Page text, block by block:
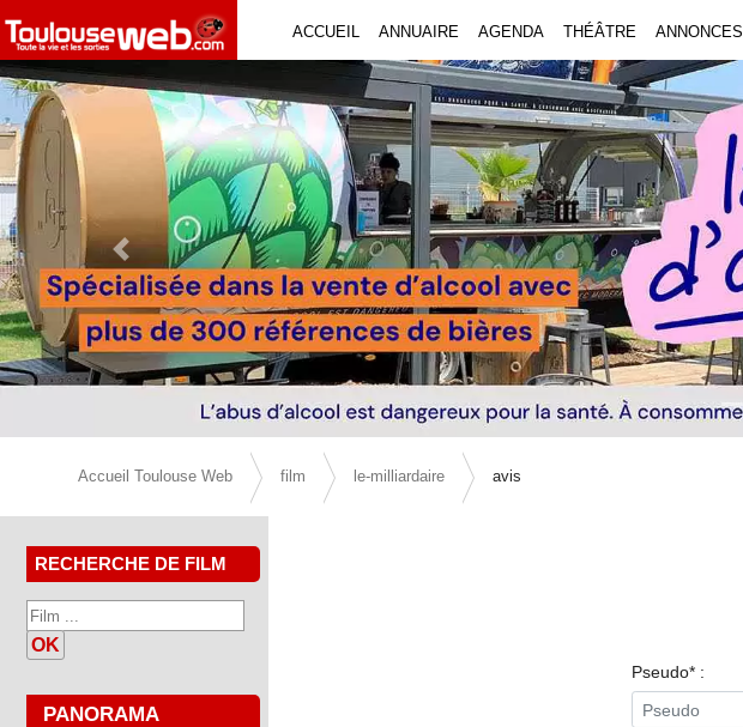
ACCUEIL ANNUAIRE AGENDA THÉÂTRE ANNONCES
Previous Slide
Accueil Toulouse Web film le-milliardaire avis
RECHERCHE DE FILM
OK
PANORAMA
Pseudo* :